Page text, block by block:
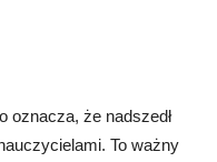
oznacza, że nadszedł
To ważny